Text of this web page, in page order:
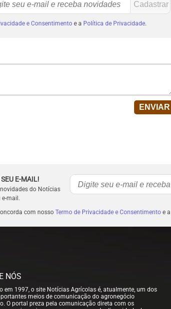
e Consentimentoe a Política de Privacidade.
E-MAIL!
do Notícias
e-mail.
com nosso Termo de Privacidade e Consentimentoe a
NÓS
em 1997, o site Notícias Agrícolas é, atualmente, um dos
meios de comunicação do agronegócio
O portal preza pela comunicação direta com os